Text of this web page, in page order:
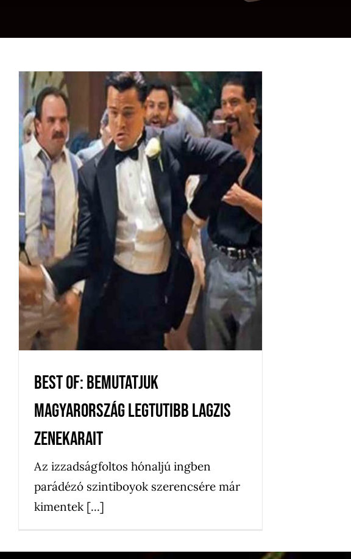
Best of: Bemutatjuk
Magyarország legtutibb lagzis
zenekarait
Bejegyzés Céges rendezvény Egyéb Elmúlt bál
Esküvő
Falunap Hirdetések News Újdonságok
Uncategorized
Zenekar
Best of: Bemutatjuk
Magyarország legtutibb lagzis
zenekarait
Az izzadságfoltos hónaljú ingben
parádézó szintiboyok szerencsére már
kimentek [...]